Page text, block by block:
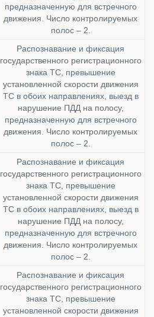
предназначенную для встречного
движения. Число контролируемых
полос – 2.
Распознавание и фиксация
государственного регистрационного
знака ТС, превышение
установленной скорости движения
ТС в обоих направлениях, выезд в
нарушение ПДД на полосу,
предназначенную для встречного
движения. Число контролируемых
полос – 2.
Распознавание и фиксация
государственного регистрационного
знака ТС, превышение
установленной скорости движения
ТС в обоих направлениях, выезд в
нарушение ПДД на полосу,
предназначенную для встречного
движения. Число контролируемых
полос – 2.
Распознавание и фиксация
государственного регистрационного
знака ТС, превышение
установленной скорости движения